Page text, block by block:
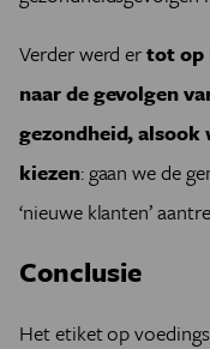
Verder werd ertot op
naar de gevolgen
gezondheid, alsook
kiezen: gaan we de
‘nieuwe klanten’
Conclusie
Het etiket op